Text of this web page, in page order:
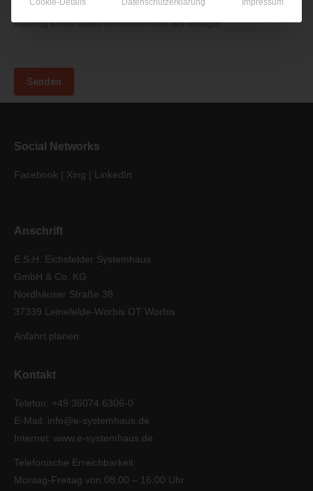
solange gespeichert, wie es für die Bearbeitung und Beantwortung Ihrer Anfrage
notwendig ist bzw. andere Rechtsvorschriften dies verlangen.
Social Networks
Facebook | Xing | LinkedIn
Anschrift
E.S.H. Eichsfelder Systemhaus
GmbH & Co. KG
Nordhäuser Straße 38
37339 Leinefelde-Worbis OT Worbis
Anfahrt planen
Kontakt
Telefon: +49 36074 6306-0
E-Mail: info@e-systemhaus.de
Internet: www.e-systemhaus.de
Telefonische Erreichbarkeit:
Montag-Freitag von 08:00 – 16:00 Uhr